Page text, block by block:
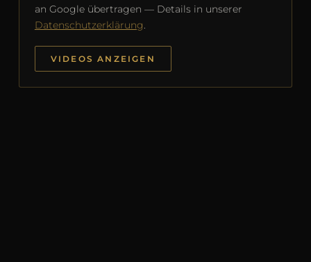
an Google übertragen — Details in unserer
Datenschutzerklärung.
VIDEOS ANZEIGEN